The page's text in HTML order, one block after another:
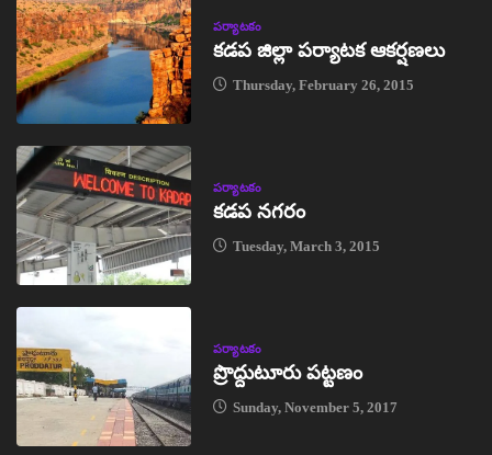
పర్యాటకం
కడప జిల్లా పర్యాటక ఆకర్షణలు
Thursday, February 26, 2015
పర్యాటకం
కడప నగరం
Tuesday, March 3, 2015
పర్యాటకం
ప్రొద్దుటూరు పట్టణం
Sunday, November 5, 2017